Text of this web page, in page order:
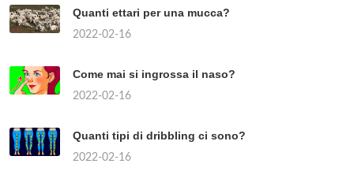
Quanti ettari per una mucca?
2022-02-16
Come mai si ingrossa il naso?
2022-02-16
Quanti tipi di dribbling ci sono?
2022-02-16